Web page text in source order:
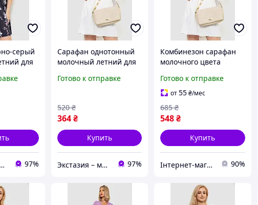
серый
для
Экстазия – место, где рождаются наслаждения 97%
Сарафан однотонный
молочный летний для
свободный на резинке
хлопок
Готово к отправке
364₴
520 ₴
Купить
Экстазия – место, где рождаются наслаждения 97%
Комбинезон сарафан
молочного цвета
сезона из легкого
материала S M
Готово к отправке
от55₴/мес
548₴
685 ₴
Купить
Інтернет-магазин Look 100 Clothes 90%